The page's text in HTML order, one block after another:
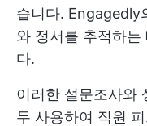
습니다. Engagedly
와 정서를 추적하는
다.
이러한 설문조사와
두 사용하여 직원